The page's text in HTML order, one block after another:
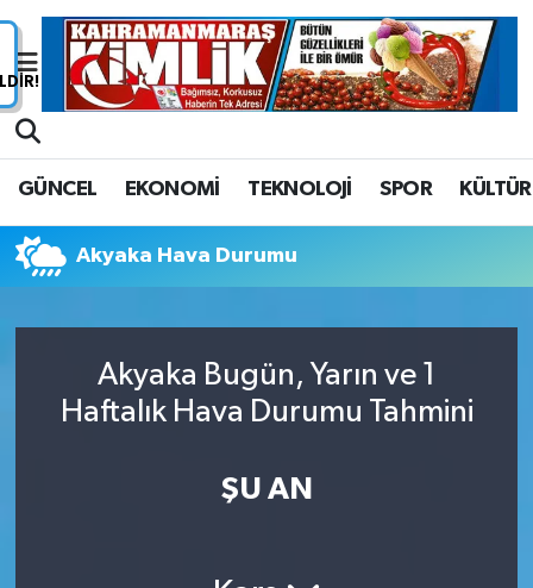
GÜNCEL EKONOMİ TEKNOLOJİ SPOR KÜLTÜR
Akyaka Hava Durumu
Akyaka Bugün, Yarın ve 1
Haftalık Hava Durumu Tahmini
ŞU AN
Nöbetçi Eczaneler
Trafik Durumu
Süper Lig Puan Durumu ve Fikstür
Tüm Manşetler